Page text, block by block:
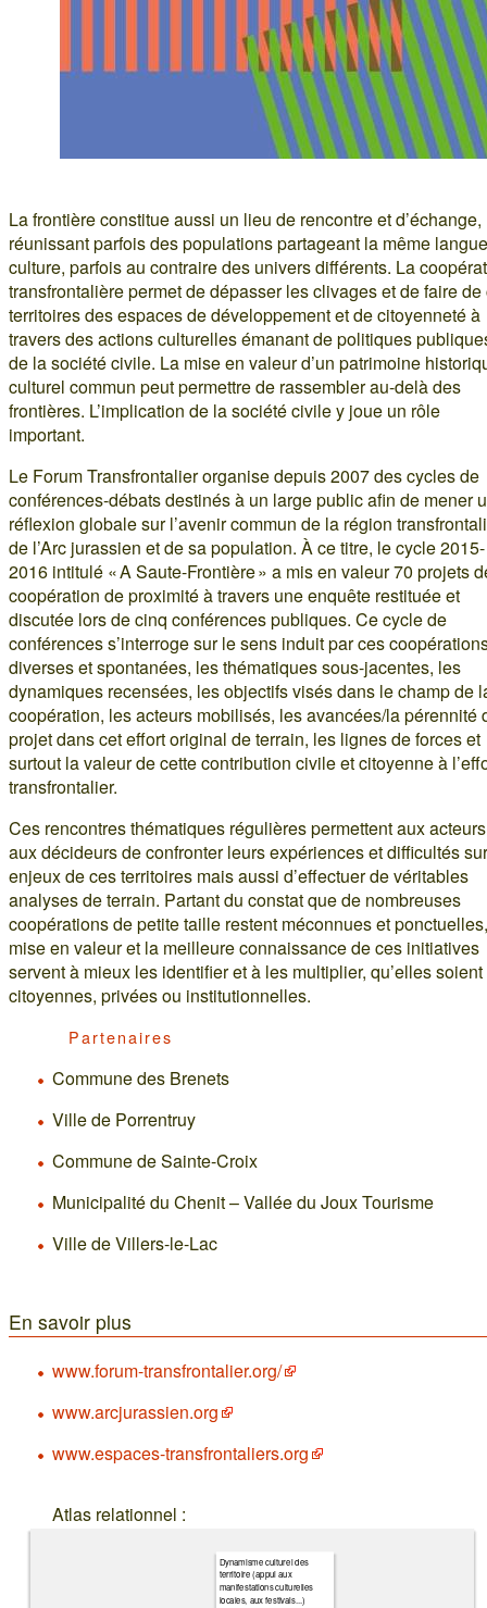
La frontière constitue aussi un lieu de rencontre et d’échange,
réunissant parfois des populations partageant la même
culture, parfois au contraire des univers différents. La
transfrontalière permet de dépasser les clivages et de faire de
territoires des espaces de développement et de citoyenneté à
travers des actions culturelles émanant de politiques
de la société civile. La mise en valeur d’un patrimoine
culturel commun peut permettre de rassembler au-delà des
frontières. L’implication de la société civile y joue un rôle
important.
Le Forum Transfrontalier organise depuis 2007 des cycles de
conférences-débats destinés à un large public afin de mener
réflexion globale sur l’avenir commun de la région
de l’Arc jurassien et de sa population. À ce titre, le cycle 2015-
2016 intitulé « A Saute-Frontière » a mis en valeur 70 projets
coopération de proximité à travers une enquête restituée et
discutée lors de cinq conférences publiques. Ce cycle de
conférences s’interroge sur le sens induit par ces
diverses et spontanées, les thématiques sous-jacentes, les
dynamiques recensées, les objectifs visés dans le champ de
coopération, les acteurs mobilisés, les avancées/la pérennité
projet dans cet effort original de terrain, les lignes de forces et
surtout la valeur de cette contribution civile et citoyenne à
transfrontalier.
Ces rencontres thématiques régulières permettent aux
aux décideurs de confronter leurs expériences et difficultés
enjeux de ces territoires mais aussi d’effectuer de véritables
analyses de terrain. Partant du constat que de nombreuses
coopérations de petite taille restent méconnues et
mise en valeur et la meilleure connaissance de ces initiatives
servent à mieux les identifier et à les multiplier, qu’elles soient
citoyennes, privées ou institutionnelles.
Partenaires
Commune des Brenets
Ville de Porrentruy
Commune de Sainte-Croix
Municipalité du Chenit – Vallée du Joux Tourisme
Ville de Villers-le-Lac
En savoir plus
www.forum-transfrontalier.org/
www.arcjurassien.org
www.espaces-transfrontaliers.org
Atlas relationnel :
Dynamisme culturel des
territoire (appui aux
manifestations culturelles
locales, aux festivals...)